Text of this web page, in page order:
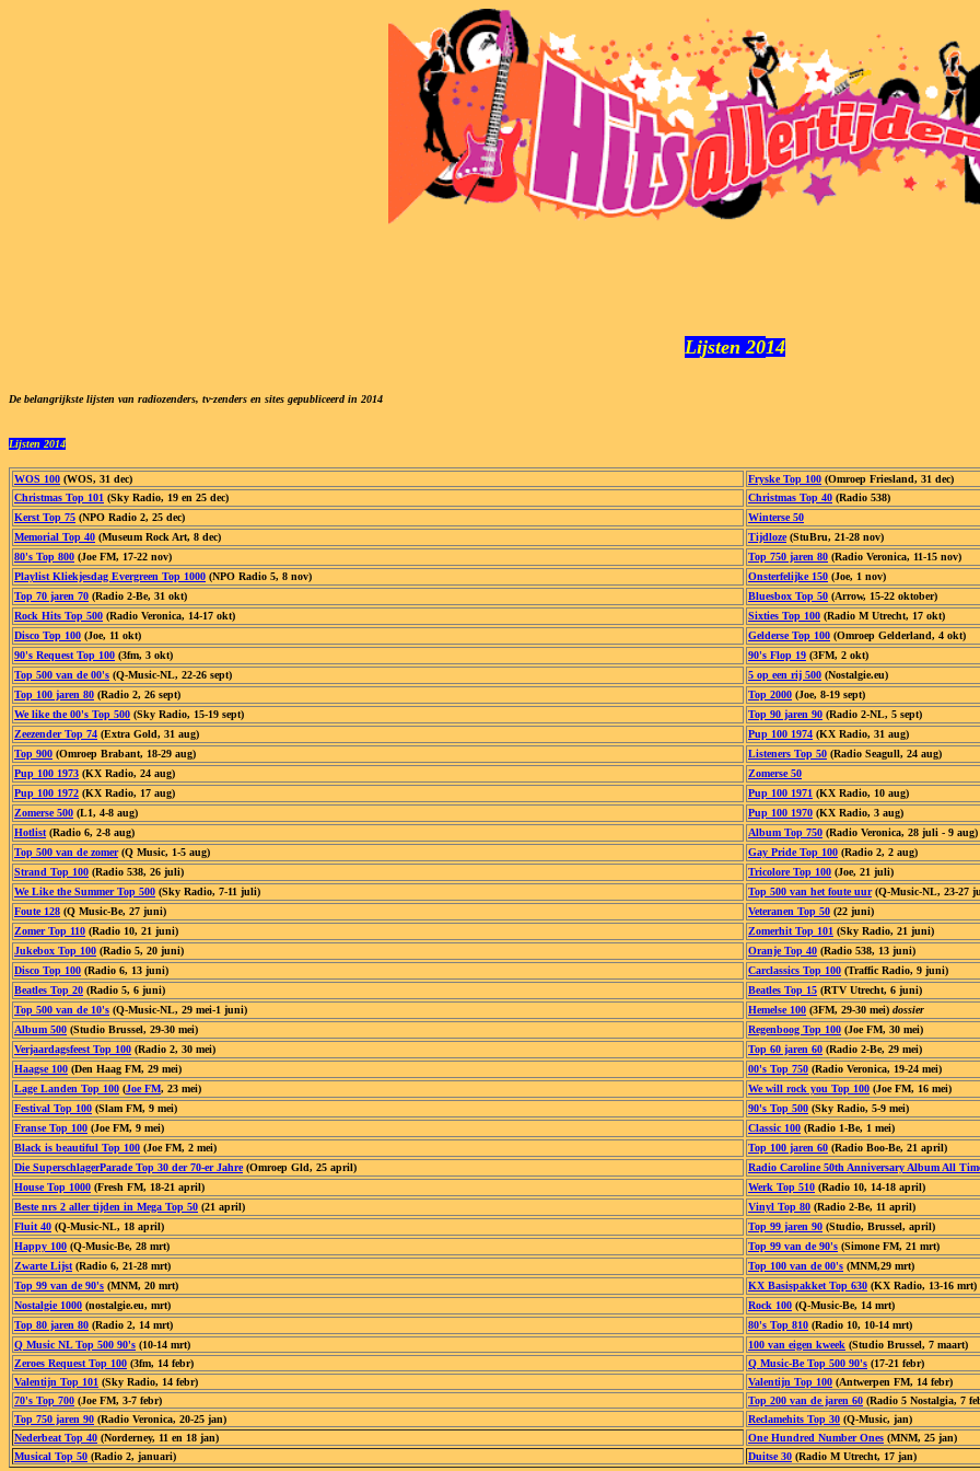
Lijsten 2014
De belangrijkste lijsten van radiozenders, tv-zenders en sites gepubliceerd in 2014
Lijsten 2014
WOS 100 (WOS, 31 dec) Fryske Top 100 (Omroep Friesland, 31 dec)
Christmas Top 101 (Sky Radio, 19 en 25 dec) Christmas Top 40 (Radio 538)
Kerst Top 75 (NPO Radio 2, 25 dec)
Winterse 50
Memorial Top 40 (Museum Rock Art, 8 dec) Tijdloze(StuBru, 21-28 nov)
80's Top 800 (Joe FM, 17-22 nov) Top 750 jaren 80 (Radio Veronica, 11-15 nov)
Playlist Kliekjesdag Evergreen Top 1000 (NPO Radio 5, 8 nov) Onsterfelijke 150 (Joe, 1 nov)
Top 70 jaren 70 (Radio 2-Be, 31 okt) Bluesbox Top 50 (Arrow, 15-22 oktober)
Rock Hits Top 500 (Radio Veronica, 14-17 okt) Sixties Top 100 (Radio M Utrecht, 17 okt)
Disco Top 100 (Joe, 11 okt) Gelderse Top 100 (Omroep Gelderland, 4 okt)
90's Request Top 100 (3fm, 3 okt) 90's Flop 19 (3FM, 2 okt)
Top 500 van de 00's (Q-Music-NL, 22-26 sept) 5 op een rij 500 (Nostalgie.eu)
Top 100 jaren 80 (Radio 2, 26 sept) Top 2000 (Joe, 8-19 sept)
We like the 00's Top 500 (Sky Radio, 15-19 sept) Top 90 jaren 90 (Radio 2-NL, 5 sept)
Zeezender Top 74 (Extra Gold, 31 aug) Pup 100 1974 (KX Radio, 31 aug)
Top 900 (Omroep Brabant, 18-29 aug) Listeners Top 50 (Radio Seagull, 24 aug)
Pup 100 1973 (KX Radio, 24 aug)
Zomerse 50
Pup 100 1972 (KX Radio, 17 aug) Pup 100 1971 (KX Radio, 10 aug)
Zomerse 500 (L1, 4-8 aug) Pup 100 1970 (KX Radio, 3 aug)
Hotlist (Radio 6, 2-8 aug) Album Top 750 (Radio Veronica, 28 juli - 9 aug)
Top 500 van de zomer(Q Music, 1-5 aug) Gay Pride Top 100 (Radio 2, 2 aug)
Strand Top 100 (Radio 538, 26 juli) Tricolore Top 100 (Joe, 21 juli)
We Like the Summer Top 500 (Sky Radio, 7-11 juli) Top 500 van het foute uur(Q-Music-NL, 23-27
Foute 128 (Q Music-Be, 27 juni) Veteranen Top 50 (22 juni)
Zomer Top 110 (Radio 10, 21 juni) Zomerhit Top 101 (Sky Radio, 21 juni)
Jukebox Top 100 (Radio 5, 20 juni) Oranje Top 40 (Radio 538, 13 juni)
Disco Top 100 (Radio 6, 13 juni) Carclassics Top 100 (Traffic Radio, 9 juni)
Beatles Top 20 (Radio 5, 6 juni) Beatles Top 15 (RTV Utrecht, 6 juni)
Top 500 van de 10's (Q-Music-NL, 29 mei-1 juni) Hemelse 100 (3FM, 29-30 mei) dossier
Album 500 (Studio Brussel, 29-30 mei) Regenboog Top 100 (Joe FM, 30 mei)
Verjaardagsfeest Top 100 (Radio 2, 30 mei) Top 60 jaren 60 (Radio 2-Be, 29 mei)
Haagse 100 (Den Haag FM, 29 mei) 00's Top 750 (Radio Veronica, 19-24 mei)
Lage Landen Top 100 (Joe FM, 23 mei) We will rock you Top 100 (Joe FM, 16 mei)
Festival Top 100 (Slam FM, 9 mei) 90's Top 500 (Sky Radio, 5-9 mei)
Franse Top 100 (Joe FM, 9 mei) Classic 100 (Radio 1-Be, 1 mei)
Black is beautiful Top 100 (Joe FM, 2 mei) Top 100 jaren 60 (Radio Boo-Be, 21 april)
Die SuperschlagerParade Top 30 der 70-er Jahre(Omroep Gld, 25 april)
Radio Caroline 50th Anniversary Album All
House Top 1000 (Fresh FM, 18-21 april) Werk Top 510 (Radio 10, 14-18 april)
Beste nrs 2 aller tijden in Mega Top 50 (21 april) Vinyl Top 80 (Radio 2-Be, 11 april)
Fluit 40 (Q-Music-NL, 18 april) Top 99 jaren 90 (Studio, Brussel, april)
Happy 100 (Q-Music-Be, 28 mrt) Top 99 van de 90's (Simone FM, 21 mrt)
Zwarte Lijst (Radio 6, 21-28 mrt) Top 100 van de 00's (MNM,29 mrt)
Top 99 van de 90's (MNM, 20 mrt) KX Basispakket Top 630 (KX Radio, 13-16 mrt)
Nostalgie 1000 (nostalgie.eu, mrt) Rock 100 (Q-Music-Be, 14 mrt)
Top 80 jaren 80 (Radio 2, 14 mrt) 80's Top 810 (Radio 10, 10-14 mrt)
Q Music NL Top 500 90's (10-14 mrt) 100 van eigen kweek (Studio Brussel, 7 maart)
Zeroes Request Top 100 (3fm, 14 febr) Q Music-Be Top 500 90's (17-21 febr)
Valentijn Top 101 (Sky Radio, 14 febr) Valentijn Top 100 (Antwerpen FM, 14 febr)
70's Top 700 (Joe FM, 3-7 febr) Top 200 van de jaren 60 (Radio 5 Nostalgia, 7
Top 750 jaren 90 (Radio Veronica, 20-25 jan) Reclamehits Top 30 (Q-Music, jan)
Nederbeat Top 40 (Norderney, 11 en 18 jan) One Hundred Number Ones (MNM, 25 jan)
Musical Top 50 (Radio 2, januari) Duitse 30 (Radio M Utrecht, 17 jan)